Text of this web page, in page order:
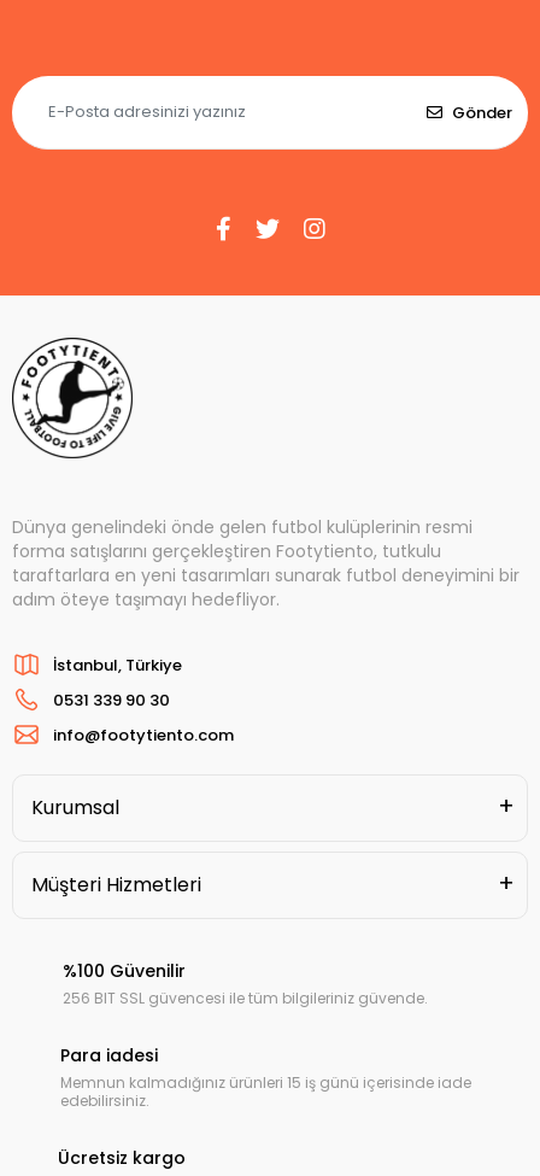
Gönder
Dünya genelindeki önde gelen futbol kulüplerinin resmi
forma satışlarını gerçekleştiren Footytiento, tutkulu
taraftarlara en yeni tasarımları sunarak futbol deneyimini bir
adım öteye taşımayı hedefliyor.
İstanbul, Türkiye
0531 339 90 30
info@footytiento.com
Kurumsal
Müşteri Hizmetleri
%100 Güvenilir
256 BIT SSL güvencesi ile tüm bilgileriniz güvende.
Para iadesi
Memnun kalmadığınız ürünleri 15 iş günü içerisinde iade
edebilirsiniz.
Ücretsiz kargo